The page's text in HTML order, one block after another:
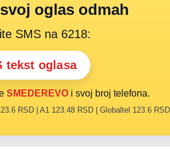
oglas odmah
SMS na 6218:
tekst oglasa
SMEDEREVO i svoj broj telefona.
RSD | A1 123.48 RSD | Globaltel 123.6 RSD